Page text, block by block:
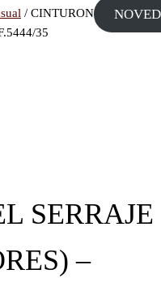
/ CINTURON PIEL
35
SERRAJE
–